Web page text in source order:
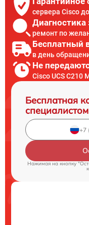
сервера Cisco
Диагностика
ремонт по
Бесплатный
в день
Не
Cisco UCS C210
Бесплатная
специалистом
Нажимая на кнопку